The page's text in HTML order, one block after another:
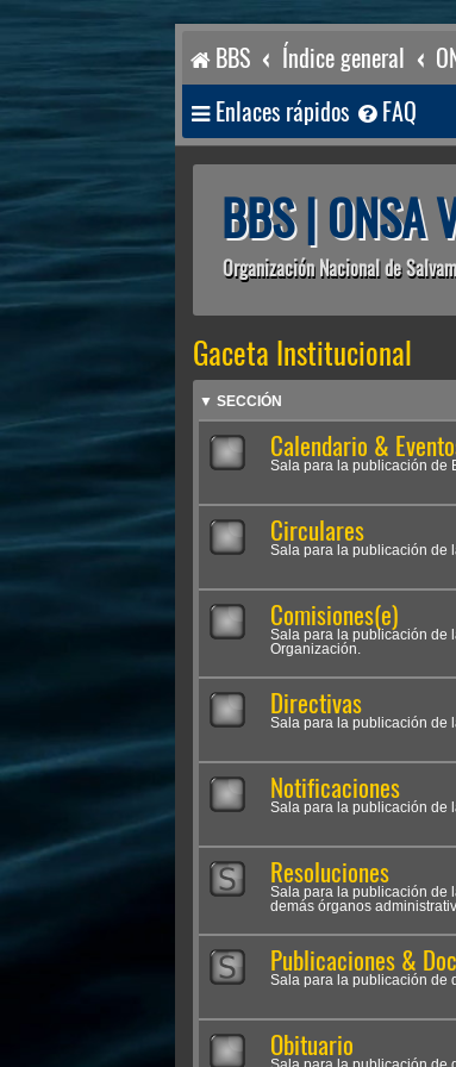
BBS Índice general
Enlaces rápidos FAQ
BBS | ONSA
Organización Nacional de
Gaceta Institucional
▼ SECCIÓN
Calendario &
Sala para la publicación de
Circulares
Sala para la publicación de
Comisiones(e)
Sala para la publicación de
Organización.
Directivas
Sala para la publicación de
Notificaciones
Sala para la publicación de
Resoluciones
Sala para la publicación de
demás órganos
Publicaciones &
Sala para la publicación de
Obituario